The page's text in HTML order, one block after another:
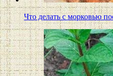
Что делать с морковью